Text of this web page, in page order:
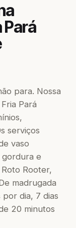
Pará
para. Nossa
Pará
serviços
vaso
gordura e
Rooter,
madrugada
dia, 7 dias
20 minutos